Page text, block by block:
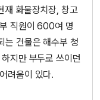
재 화물장치장, 창고
직원이 600여 명
는 건물은 해수부 청
지만 부두로 쓰이던
려움이 있다.